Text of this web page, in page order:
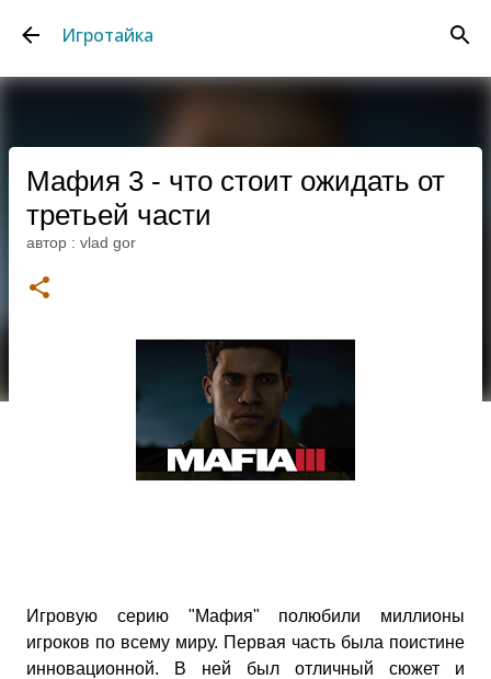
Игротайка
Мафия 3 - что стоит ожидать от
третьей части
автор : vlad gor
Игровую серию "Мафия" полюбили миллионы
игроков по всему миру. Первая часть была поистине
инновационной. В ней был отличный сюжет и